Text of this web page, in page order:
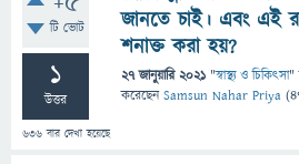
টি ভোট
1
উত্তর
636 বার দেখা হয়েছে
জানতে চাই। এবং এই
শনাক্ত করা হয়?
27 জানুয়ারি 2021 "স্বাস্থ্য ও চিকিৎসা"
করেছেনSamsun Nahar Priya (